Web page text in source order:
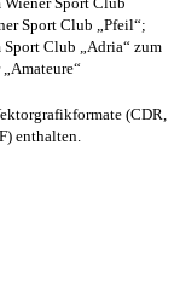
Sport Club „Pfeil“;
Club „Adria“ zum
(CDR,
enthalten.